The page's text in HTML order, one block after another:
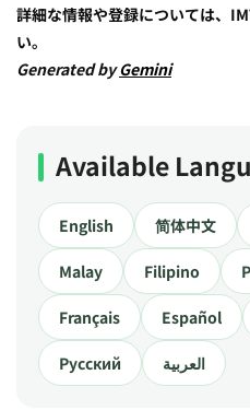
詳細な情報や登録については、
い。
Generated byGemini
Available
English 简体中文
Malay Filipino
Français Español
Русский العربية